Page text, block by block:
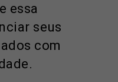
essa
seus
com